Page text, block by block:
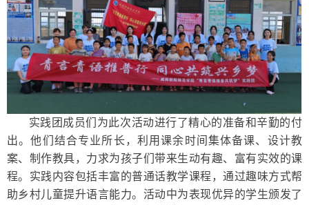
实践团成员们为此次活动进行了精心的准备和辛勤的付
出。他们结合专业所长，利用课余时间集体备课、设计教
案、制作教具，力求为孩子们带来生动有趣、富有实效的课
程。实践内容包括丰富的普通话教学课程，通过趣味方式帮
助乡村儿童提升语言能力。活动中为表现优异的学生颁发了